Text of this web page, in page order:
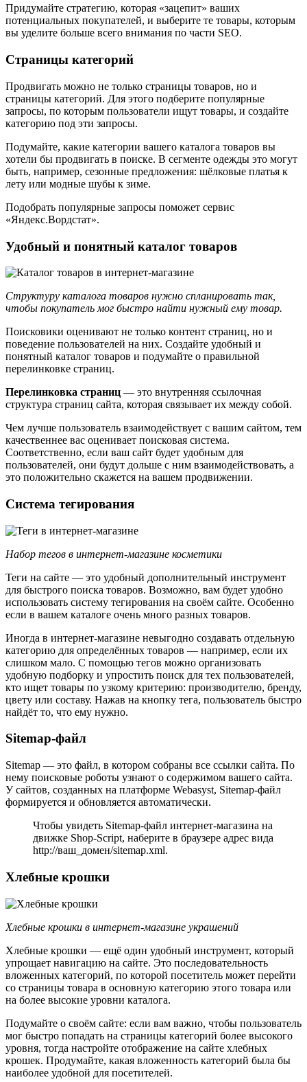
Придумайте стратегию, которая «зацепит» ваших
потенциальных покупателей, и выберите те товары, которым
вы уделите больше всего внимания по части SEO.
Страницы категорий
Продвигать можно не только страницы товаров, но и
страницы категорий. Для этого подберите популярные
запросы, по которым пользователи ищут товары, и создайте
категорию под эти запросы.
Подумайте, какие категории вашего каталога товаров вы
хотели бы продвигать в поиске. В сегменте одежды это могут
быть, например, сезонные предложения: шёлковые платья к
лету или модные шубы к зиме.
Подобрать популярные запросы поможет сервис
«Яндекс.Вордстат».
Удобный и понятный каталог товаров
Структуру каталога товаров нужно спланировать так,
чтобы покупатель мог быстро найти нужный ему товар.
Поисковики оценивают не только контент страниц, но и
поведение пользователей на них. Создайте удобный и
понятный каталог товаров и подумайте о правильной
перелинковке страниц.
Перелинковка страниц — это внутренняя ссылочная
структура страниц сайта, которая связывает их между собой.
Чем лучше пользователь взаимодействует с вашим сайтом, тем
качественнее вас оценивает поисковая система.
Соответственно, если ваш сайт будет удобным для
пользователей, они будут дольше с ним взаимодействовать, а
это положительно скажется на вашем продвижении.
Система тегирования
Набор тегов в интернет-магазине косметики
Теги на сайте — это удобный дополнительный инструмент
для быстрого поиска товаров. Возможно, вам будет удобно
использовать систему тегирования на своём сайте. Особенно
если в вашем каталоге очень много разных товаров.
Иногда в интернет-магазине невыгодно создавать отдельную
категорию для определённых товаров — например, если их
слишком мало. С помощью тегов можно организовать
удобную подборку и упростить поиск для тех пользователей,
кто ищет товары по узкому критерию: производителю, бренду,
цвету или составу. Нажав на кнопку тега, пользователь быстро
найдёт то, что ему нужно.
Sitemap-файл
Sitemap — это файл, в котором собраны все ссылки сайта. По
нему поисковые роботы узнают о содержимом вашего сайта.
У сайтов, созданных на платформе Webasyst, Sitemap-файл
формируется и обновляется автоматически.
Чтобы увидеть Sitemap-файл интернет-магазина на
движке Shop-Script, наберите в браузере адрес вида
http://ваш_домен/sitemap.xml.
Хлебные крошки
Хлебные крошки в интернет-магазине украшений
Хлебные крошки — ещё один удобный инструмент, который
упрощает навигацию на сайте. Это последовательность
вложенных категорий, по которой посетитель может перейти
со страницы товара в основную категорию этого товара или
на более высокие уровни каталога.
Подумайте о своём сайте: если вам важно, чтобы пользователь
мог быстро попадать на страницы категорий более высокого
уровня, тогда настройте отображение на сайте хлебных
крошек. Продумайте, какая вложенность категорий была бы
наиболее удобной для посетителей.